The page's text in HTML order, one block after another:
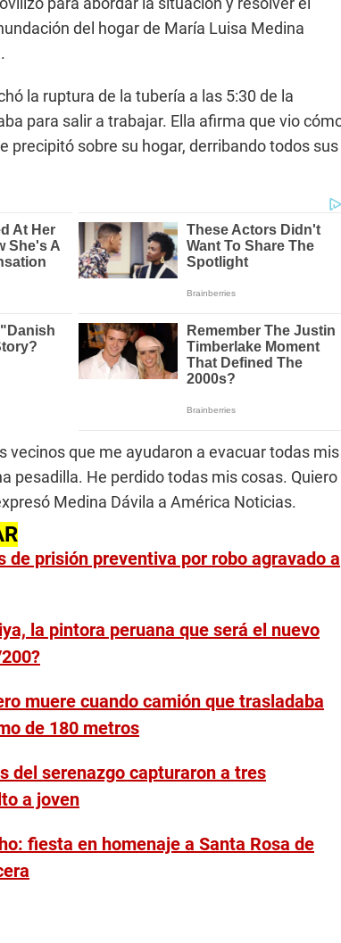
del hogar de María Luisa Medina
la ruptura de la tubería a las 5:30 de la
para salir a trabajar. Ella afirma que vio
precipitó sobre su hogar, derribando todos sus
vecinos que me ayudaron a evacuar todas mis
pesadilla. He perdido todas mis cosas. Quiero
Medina Dávila a América Noticias.
de prisión preventiva por robo agravado a
la pintora peruana que será el nuevo
muere cuando camión que trasladaba
de 180 metros
del serenazgo capturaron a tres
a joven
fiesta en homenaje a Santa Rosa de